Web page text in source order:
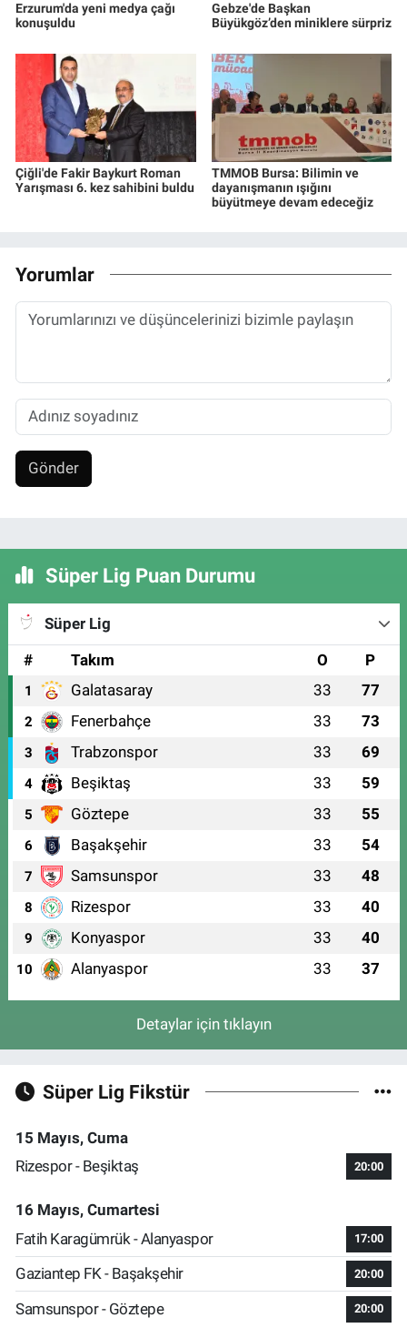
Erzurum'da yeni medya çağı
konuşuldu
Gebze'de Başkan
Büyükgöz’den miniklere sürpriz
Çiğli'de Fakir Baykurt Roman
Yarışması 6. kez sahibini buldu
TMMOB Bursa: Bilimin ve
dayanışmanın ışığını
büyütmeye devam edeceğiz
Yorumlar
Gönder
Süper Lig Puan Durumu
Süper Lig
#
Takım O P
1 Galatasaray 33 77
2 Fenerbahçe 33 73
3 Trabzonspor 33 69
4 Beşiktaş 33 59
5 Göztepe 33 55
6 Başakşehir 33 54
7 Samsunspor 33 48
8 Rizespor 33 40
9 Konyaspor 33 40
10 Alanyaspor 33 37
Detaylar için tıklayın
Süper Lig Fikstür
15 Mayıs, Cuma
Rizespor - Beşiktaş
20:00
16 Mayıs, Cumartesi
Fatih Karagümrük - Alanyaspor
17:00
Gaziantep FK - Başakşehir 20:00
Samsunspor - Göztepe 20:00